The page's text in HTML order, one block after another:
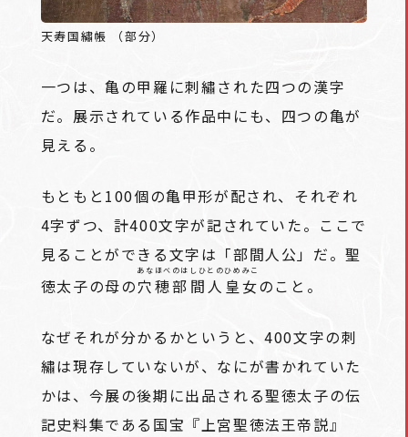
天寿国繡帳 （部分）
一つは、亀の甲羅に刺繡された四つの漢字
だ。展示されている作品中にも、四つの亀が
見える。
もともと100個の亀甲形が配され、それぞれ
4字ずつ、計400文字が記されていた。ここで
見ることができる文字は「部間人公」だ。聖
徳太子の母の穴穂部間人皇女
あなほべのはしひとのひめみこ
のこと。
なぜそれが分かるかというと、400文字の刺
繡は現存していないが、なにが書かれていた
かは、今展の後期に出品される聖徳太子の伝
記史料集である国宝『上宮聖徳法王帝説』